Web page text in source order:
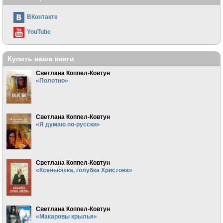
ВКонтакте
YouTube
Купить наши книги
Светлана Коппел-Ковтун
«Полотно»
Светлана Коппел-Ковтун
«Я думаю по-русски»
Светлана Коппел-Ковтун
«Ксеньюшка, голубка Христова»
Светлана Коппел-Ковтун
«Макаровы крылья»